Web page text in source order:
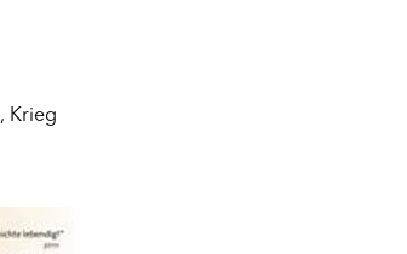
, Krieg